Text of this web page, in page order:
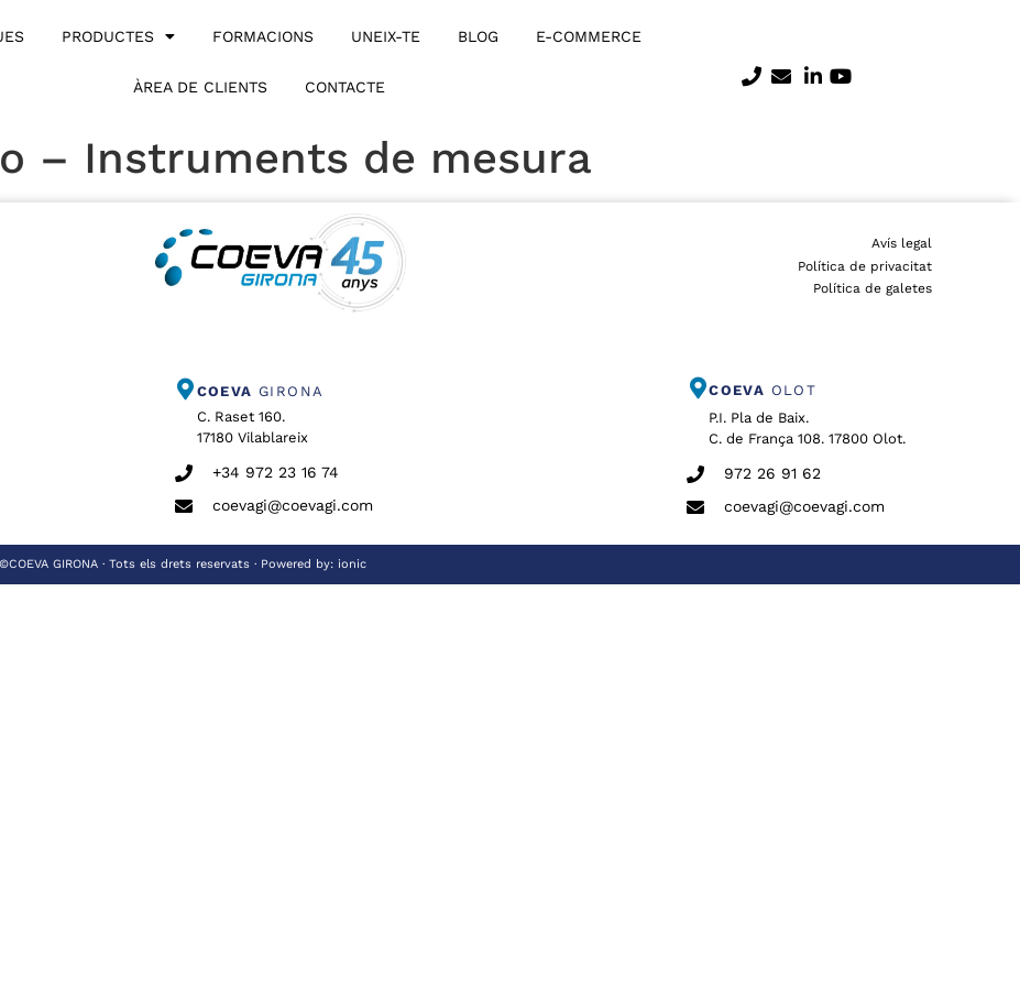
PRODUCTES FORMACIONS UNEIX-TE BLOG E-COMMERCE
ÀREA DE CLIENTS CONTACTE
– Instruments de mesura
Avís legal
Política de privacitat
Política de galetes
COEVA GIRONA
C. Raset 160.
17180 Vilablareix
+34 972 23 16 74
coevagi@coevagi.com
COEVA OLOT
P.I. Pla de Baix.
C. de França 108. 17800 Olot.
972 26 91 62
coevagi@coevagi.com
GIRONA · Tots els drets reservats · Powered by: ionic